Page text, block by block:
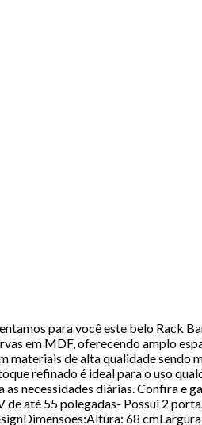
para você este belo Rack
em MDF, oferecendo amplo
de alta qualidade sendo
refinado é ideal para o uso
necessidades diárias. Confira
até 55 polegadas- Possui 2
68